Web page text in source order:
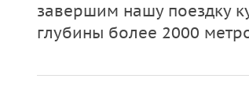
завершим нашу поездку
глубины более 2000